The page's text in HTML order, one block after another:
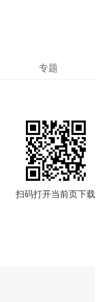
专题
扫码打开当前页下载